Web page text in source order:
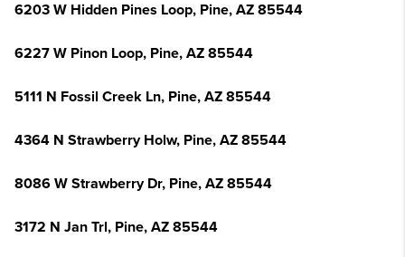
6203 W Hidden Pines Loop, Pine, AZ 85544
6227 W Pinon Loop, Pine, AZ 85544
5111 N Fossil Creek Ln, Pine, AZ 85544
4364 N Strawberry Holw, Pine, AZ 85544
8086 W Strawberry Dr, Pine, AZ 85544
3172 N Jan Trl, Pine, AZ 85544